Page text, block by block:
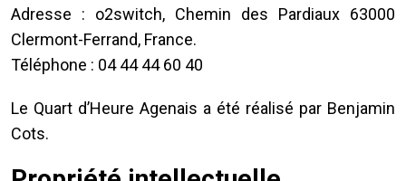
Adresse : o2switch, Chemin des Pardiaux 63000
Clermont-Ferrand, France.
Téléphone : 04 44 44 60 40
Le Quart d’Heure Agenais a été réalisé par Benjamin
Cots.